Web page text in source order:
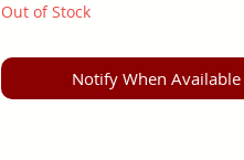
Out of Stock
Notify When Available